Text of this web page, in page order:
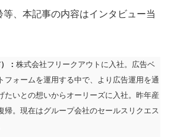
、本記事の内容はインタビュー当
： 株式会社フリークアウトに入社。広告ベ
フォームを運用する中で、より広告運用を通
たいとの想いからオーリーズに入社。昨年産
帰。現在はグループ会社のセールスリクエス